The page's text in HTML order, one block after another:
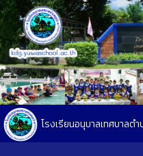
โรงเรียนอนุบาลเทศบาลตำ